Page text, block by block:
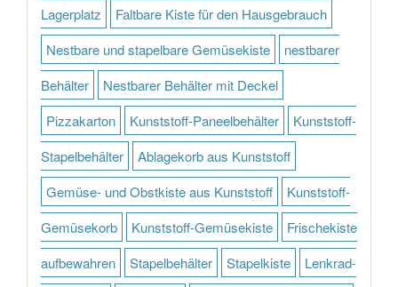
Lagerplatz
Faltbare Kiste für den Hausgebrauch
Nestbare und stapelbare Gemüsekiste
nestbarer
Behälter
Nestbarer Behälter mit Deckel
Pizzakarton
Kunststoff-Paneelbehälter
Kunststoff-
Stapelbehälter
Ablagekorb aus Kunststoff
Gemüse- und Obstkiste aus Kunststoff
Kunststoff-
Gemüsekorb
Kunststoff-Gemüsekiste
Frischekiste
aufbewahren
Stapelbehälter Stapelkiste Lenkrad-